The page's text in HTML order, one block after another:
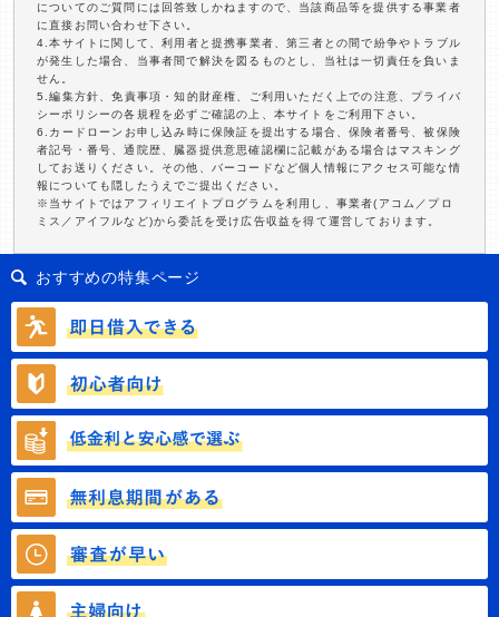
についてのご質問には回答致しかねますので、当該商品等を提供する事業者
に直接お問い合わせ下さい。
4.本サイトに関して、利用者と提携事業者、第三者との間で紛争やトラブル
が発生した場合、当事者間で解決を図るものとし、当社は一切責任を負いま
せん。
5.編集方針、免責事項・知的財産権、ご利用いただく上での注意、プライバ
シーポリシーの各規程を必ずご確認の上、本サイトをご利用下さい。
6.カードローンお申し込み時に保険証を提出する場合、保険者番号、被保険
者記号・番号、通院歴、臓器提供意思確認欄に記載がある場合はマスキング
してお送りください。その他、バーコードなど個人情報にアクセス可能な情
報についても隠したうえでご提出ください。
※当サイトではアフィリエイトプログラムを利用し、事業者(アコム／プロ
ミス／アイフルなど)から委託を受け広告収益を得て運営しております。
おすすめの特集ページ